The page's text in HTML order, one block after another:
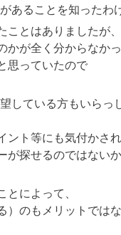
あることを知ったわ
ことはありましたが、
かが全く分からなか
思っていたので
している方もいらっ
ント等にも気付かさ
が探せるのではないか
によって、
）のもメリットでは